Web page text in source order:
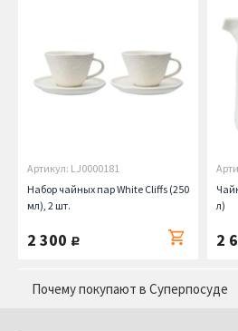
Артикул: LJ0000181
Набор чайных пар White Cliffs (250
мл), 2 шт.
2 300 руб.
л)
2
Почему покупают в Суперпосуде